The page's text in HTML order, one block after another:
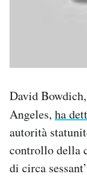
David
Angeles, ha
autorità
controllo della
di circa